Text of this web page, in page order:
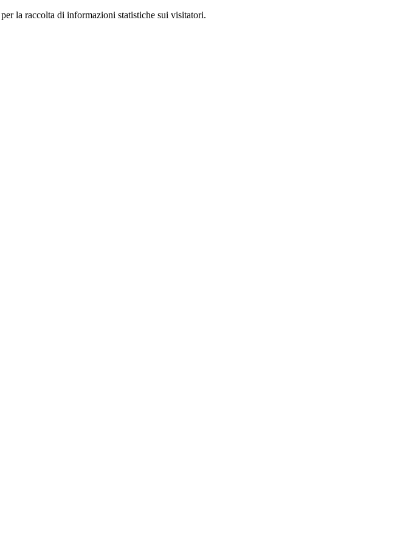
la raccolta di informazioni statistiche sui visitatori.